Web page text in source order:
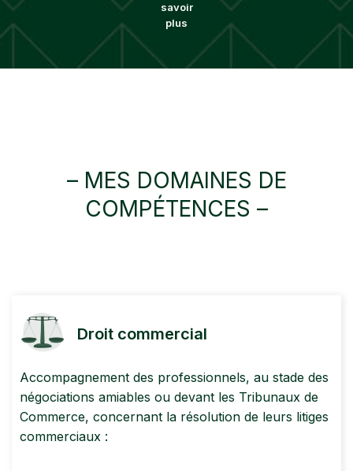
savoir
plus
– MES DOMAINES DE
COMPÉTENCES –
Droit commercial
Accompagnement des professionnels, au stade des
négociations amiables ou devant les Tribunaux de
Commerce, concernant la résolution de leurs litiges
commerciaux :